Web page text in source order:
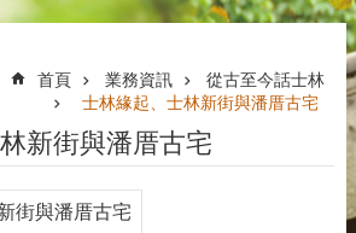
首頁 業務資訊
從古至今話士林
士林緣起、士林新街與潘厝古宅
新街與潘厝古宅
街與潘厝古宅